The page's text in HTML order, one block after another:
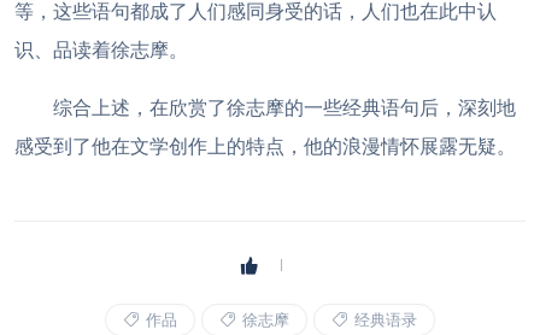
等，这些语句都成了人们感同身受的话，人们也在此中认
识、品读着徐志摩。
综合上述，在欣赏了徐志摩的一些经典语句后，深刻地
感受到了他在文学创作上的特点，他的浪漫情怀展露无疑。
作品 徐志摩 经典语录